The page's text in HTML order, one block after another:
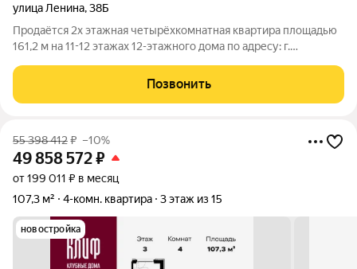
улица Ленина,38Б
Продаётся 2х этажная четырёхкомнатная квартира площадью
161,2 м на 11-12 этажах 12-этажного дома по адресу: г.
квартира идеально подойдёт для большой семьи, которая
ценит комфорт и уют. Дом
Позвонить
55 398 412₽ –10%
49 858 572₽
от 199 011 ₽ в месяц
107,3 м²
4-комн. квартира 3 этаж из 15
новостройка